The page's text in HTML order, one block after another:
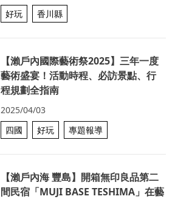
好玩
香川縣
【瀨戶內國際藝術祭2025】三年一度
藝術盛宴！活動時程、必訪景點、行
程規劃全指南
2025/04/03
四國
好玩 專題報導
【瀨戶內海 豐島】開箱無印良品第二
間民宿「MUJI BASE TESHIMA」在藝